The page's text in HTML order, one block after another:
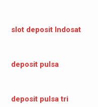
slot deposit Indosat
deposit pulsa
deposit pulsa tri